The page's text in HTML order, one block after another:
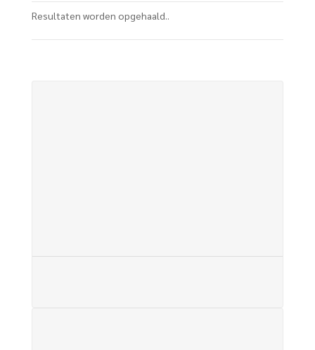
Resultaten worden opgehaald..